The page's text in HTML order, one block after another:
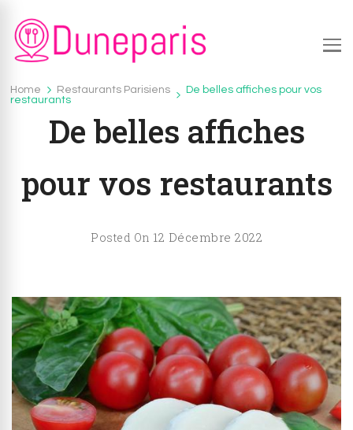
Duneparis.fr
France.
Home Restaurants Parisiens
De belles affiches pour vos
restaurants
Restaurants Parisiens
De belles affiches
pour vos restaurants
Posted On 12 Décembre 2022